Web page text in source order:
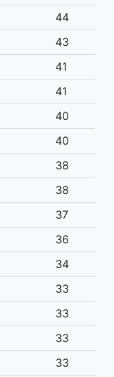
44
43
41
41
40
40
38
38
37
36
34
33
33
33
33